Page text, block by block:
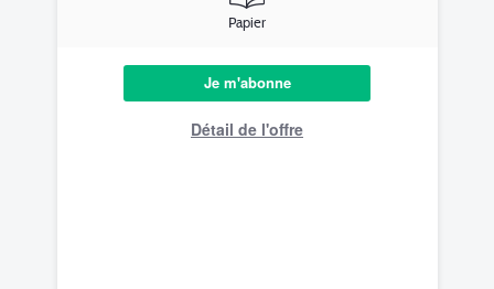
Papier
Je m'abonne
Détail de l'offre